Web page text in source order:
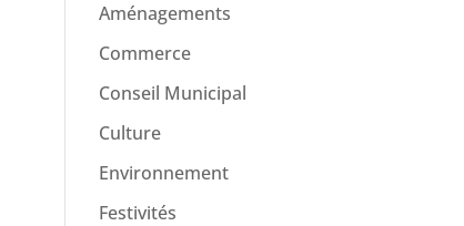
Aménagements
Commerce
Conseil Municipal
Culture
Environnement
Festivités